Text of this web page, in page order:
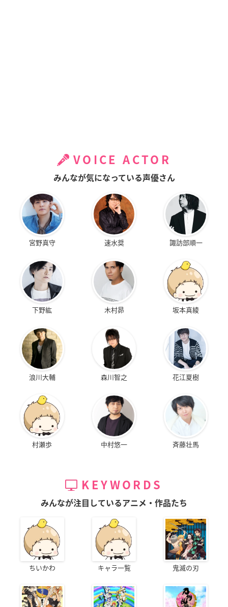
VOICE ACTOR
みんなが気になっている声優さん
宮野真守 速水奨 諏訪部順一
下野紘 木村昴 坂本真綾
浪川大輔 森川智之 花江夏樹
村瀬歩 中村悠一 斉藤壮馬
KEYWORDS
みんなが注目しているアニメ・作品たち
ちいかわ キャラ一覧 鬼滅の刃